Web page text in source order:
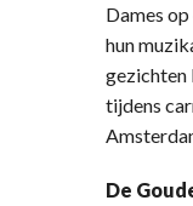
Dames
hun
gezichten
tijdens
De